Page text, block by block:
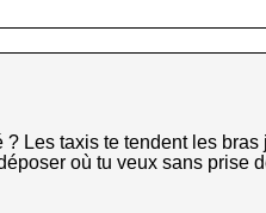
Les taxis te tendent les
où tu veux sans prise